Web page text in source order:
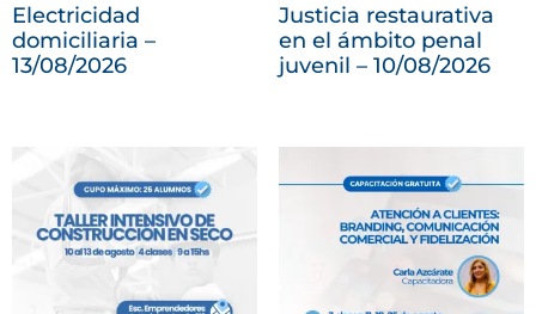
Electricidad
domiciliaria –
13/08/2026
Justicia restaurativa
en el ámbito penal
juvenil – 10/08/2026